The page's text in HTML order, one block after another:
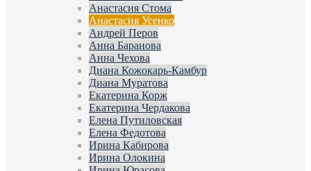
Анастасия Стома
Анастасия Усенко
Андрей Перов
Анна Баранова
Анна Чехова
Диана Кожокарь-Камбур
Диана Муратова
Екатерина Корж
Екатерина Чердакова
Елена Путиловская
Елена Федотова
Ирина Кабирова
Ирина Олокина